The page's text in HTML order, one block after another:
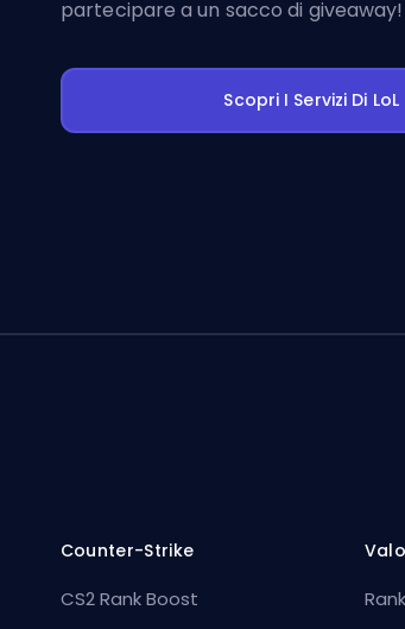
partecipare a un sacco di giveaway!
Scopri I Servizi Di
Counter-Strike
CS2 Rank Boost